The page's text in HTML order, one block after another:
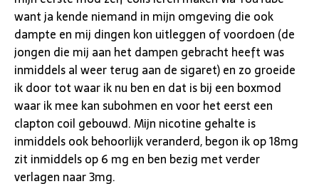
want ja kende niemand in mijn omgeving die ook
dampte en mij dingen kon uitleggen of voordoen (de
jongen die mij aan het dampen gebracht heeft was
inmiddels al weer terug aan de sigaret) en zo groeide
ik door tot waar ik nu ben en dat is bij een boxmod
waar ik mee kan subohmen en voor het eerst een
clapton coil gebouwd. Mijn nicotine gehalte is
inmiddels ook behoorlijk veranderd, begon ik op 18mg
zit inmiddels op 6 mg en ben bezig met verder
verlagen naar 3mg.